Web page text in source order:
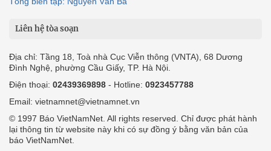
Liên hệ tòa soạn
Địa chỉ: Tầng 18, Toà nhà Cục Viễn thông (VNTA), 68 Dương
Đình Nghệ, phường Cầu Giấy, TP. Hà Nội.
Điện thoại: 02439369898 - Hotline: 0923457788
Email: vietnamnet@vietnamnet.vn
© 1997 Báo VietNamNet. All rights reserved. Chỉ được phát hành
lại thông tin từ website này khi có sự đồng ý bằng văn bản của
báo VietNamNet.